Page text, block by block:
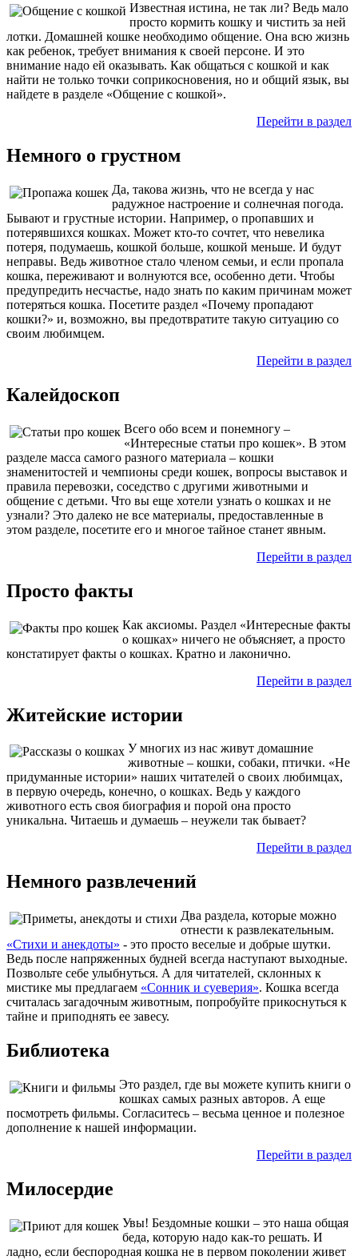
Известная истина, не так ли? Ведь мало
просто кормить кошку и чистить за ней
лотки. Домашней кошке необходимо общение. Она всю жизнь
как ребенок, требует внимания к своей персоне. И это
внимание надо ей оказывать. Как общаться с кошкой и как
найти не только точки соприкосновения, но и общий язык, вы
найдете в разделе «Общение с кошкой».
Перейти в раздел
Немного о грустном
Да, такова жизнь, что не всегда у нас
радужное настроение и солнечная погода.
Бывают и грустные истории. Например, о пропавших и
потерявшихся кошках. Может кто-то сочтет, что невелика
потеря, подумаешь, кошкой больше, кошкой меньше. И будут
неправы. Ведь животное стало членом семьи, и если пропала
кошка, переживают и волнуются все, особенно дети. Чтобы
предупредить несчастье, надо знать по каким причинам может
потеряться кошка. Посетите раздел «Почему пропадают
кошки?» и, возможно, вы предотвратите такую ситуацию со
своим любимцем.
Перейти в раздел
Калейдоскоп
Всего обо всем и понемногу –
«Интересные статьи про кошек». В этом
разделе масса самого разного материала – кошки
знаменитостей и чемпионы среди кошек, вопросы выставок и
правила перевозки, соседство с другими животными и
общение с детьми. Что вы еще хотели узнать о кошках и не
узнали? Это далеко не все материалы, предоставленные в
этом разделе, посетите его и многое тайное станет явным.
Перейти в раздел
Просто факты
Как аксиомы. Раздел «Интересные факты
о кошках» ничего не объясняет, а просто
констатирует факты о кошках. Кратно и лаконично.
Перейти в раздел
Житейские истории
У многих из нас живут домашние
животные – кошки, собаки, птички. «Не
придуманные истории» наших читателей о своих любимцах,
в первую очередь, конечно, о кошках. Ведь у каждого
животного есть своя биография и порой она просто
уникальна. Читаешь и думаешь – неужели так бывает?
Перейти в раздел
Немного развлечений
Два раздела, которые можно
отнести к развлекательным.
«Стихи и анекдоты» - это просто веселые и добрые шутки.
Ведь после напряженных будней всегда наступают выходные.
Позвольте себе улыбнуться. А для читателей, склонных к
мистике мы предлагаем «Сонник и суеверия». Кошка всегда
считалась загадочным животным, попробуйте прикоснуться к
тайне и приподнять ее завесу.
Библиотека
Это раздел, где вы можете купить книги о
кошках самых разных авторов. А еще
посмотреть фильмы. Согласитесь – весьма ценное и полезное
дополнение к нашей информации.
Перейти в раздел
Милосердие
Увы! Бездомные кошки – это наша общая
беда, которую надо как-то решать. И
ладно, если беспородная кошка не в первом поколении живет